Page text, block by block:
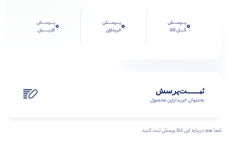
0پـــرســـش
کــــل کالا
0پـــرســـش
خریداران
0پـــرســـش
کاربـــــران
ثبـــــت‌پرسش
به‌عنوان ‌خریدار‌این‌ محصول
شما هم درباره این کالا پرسش ثبت کنید